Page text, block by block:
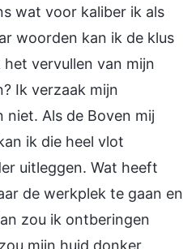
wat voor kaliber ik als
woorden kan ik de klus
vervullen van mijn
Ik verzaak mijn
Als de Boven mij
ik die heel vlot
uitleggen. Wat heeft
de werkplek te gaan en
zou ik ontberingen
mijn huid donker